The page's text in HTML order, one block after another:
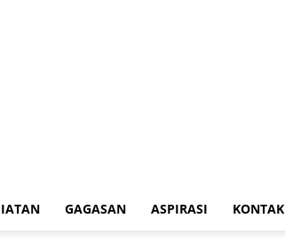
GAGASAN ASPIRASI KONTAK